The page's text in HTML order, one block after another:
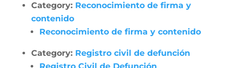
Category: Reconocimiento de firma y
contenido
Reconocimiento de firma y contenido
Category: Registro civil de defunción